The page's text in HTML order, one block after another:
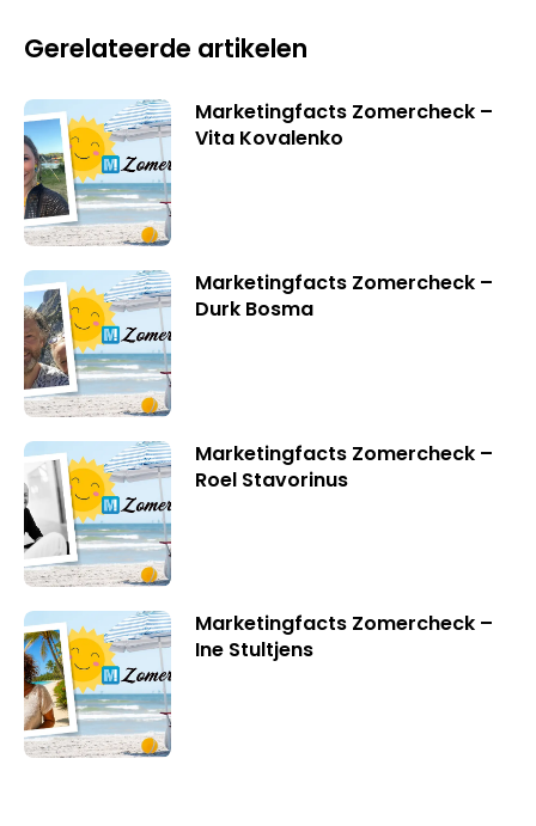
Gerelateerde artikelen
Marketingfacts Zomercheck –
Vita Kovalenko
Marketingfacts Zomercheck –
Durk Bosma
Marketingfacts Zomercheck –
Roel Stavorinus
Marketingfacts Zomercheck –
Ine Stultjens